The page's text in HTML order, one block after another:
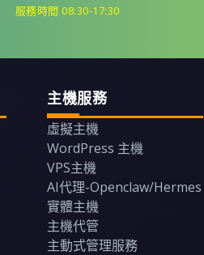
服務時間 08:30-17:30
主機服務
虛擬主機
WordPress 主機
VPS主機
AI代理-Openclaw/Hermes
實體主機
主機代管
主動式管理服務